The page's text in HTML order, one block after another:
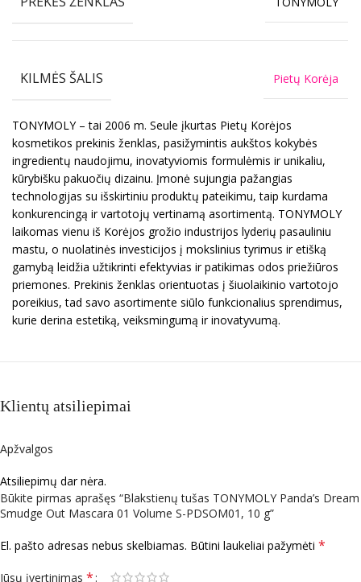
KILMĖS ŠALIS Pietų Korėja
TONYMOLY – tai 2006 m. Seule įkurtas Pietų Korėjos
kosmetikos prekinis ženklas, pasižymintis aukštos kokybės
ingredientų naudojimu, inovatyviomis formulėmis ir unikaliu,
kūrybišku pakuočių dizainu. Įmonė sujungia pažangias
technologijas su išskirtiniu produktų pateikimu, taip kurdama
konkurencingą ir vartotojų vertinamą asortimentą. TONYMOLY
laikomas vienu iš Korėjos grožio industrijos lyderių pasauliniu
mastu, o nuolatinės investicijos į mokslinius tyrimus ir etišką
gamybą leidžia užtikrinti efektyvias ir patikimas odos priežiūros
priemones. Prekinis ženklas orientuotas į šiuolaikinio vartotojo
poreikius, tad savo asortimente siūlo funkcionalius sprendimus,
kurie derina estetiką, veiksmingumą ir inovatyvumą.
Klientų atsiliepimai
Apžvalgos
Atsiliepimų dar nėra.
Būkite pirmas aprašęs “Blakstienų tušas TONYMOLY Panda’s Dream
Smudge Out Mascara 01 Volume S-PDSOM01, 10 g”
El. pašto adresas nebus skelbiamas. Būtini laukeliai pažymėti *
Jūsų įvertinimas *